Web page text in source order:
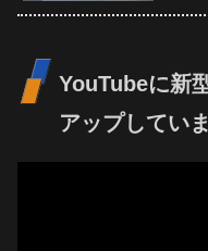
YouTubeに新
アップしてい